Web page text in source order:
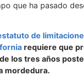
que ha pasado
de
requiere que
los tres años
mordedura.